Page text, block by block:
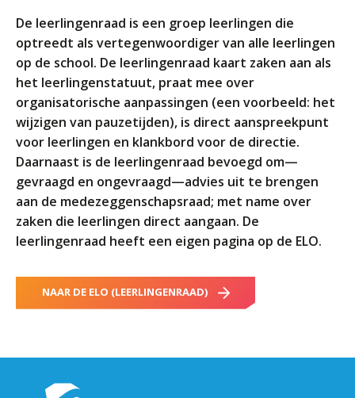
Locaties
Missie en visie
Organisatie
Klachten en integriteit
GROEP 8
Kennismaking / Open dagen
Schoolgids
Begeleiding
Onderwijs op vmbo-tl, havo, vwo en tweetalig vwo
Projectklassen vmbo-tl, havo, vwo en tweetalig
De leerlingenraad is een groep leerlingen die
optreedt als vertegenwoordiger van alle leerlingen
op de school. De leerlingenraad kaart zaken aan als
het leerlingenstatuut, praat mee over
organisatorische aanpassingen (een voorbeeld: het
wijzigen van pauzetijden), is direct aanspreekpunt
voor leerlingen en klankbord voor de directie.
Daarnaast is de leerlingenraad bevoegd om—
gevraagd en ongevraagd—advies uit te brengen
aan de medezeggenschapsraad; met name over
zaken die leerlingen direct aangaan. De
leerlingenraad heeft een eigen pagina op de ELO.
NAAR DE ELO (LEERLINGENRAAD)